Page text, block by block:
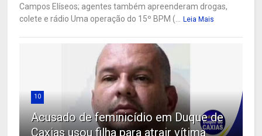
Campos Elíseos; agentes também apreenderam drogas,
colete e rádio Uma operação do 15º BPM (...
Leia Mais
10
Acusado de feminicídio em Duque de
Caxias usou filha para atrair vítima